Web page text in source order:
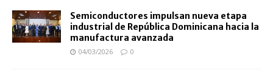
Semiconductores impulsan nueva etapa
industrial de República Dominicana hacia la
manufactura avanzada
04/03/2026 0